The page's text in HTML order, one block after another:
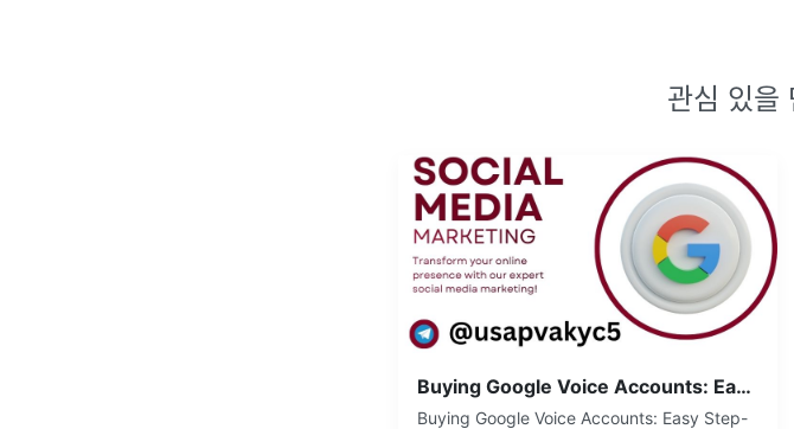
관심 있을
Buying Google Voice Accounts: Easy Step-by-Step Guide
Buying Google Voice Accounts: Easy Step-